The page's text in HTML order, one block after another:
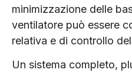
minimizzazione delle
ventilatore può essere
relativa e di controllo
Un sistema completo,